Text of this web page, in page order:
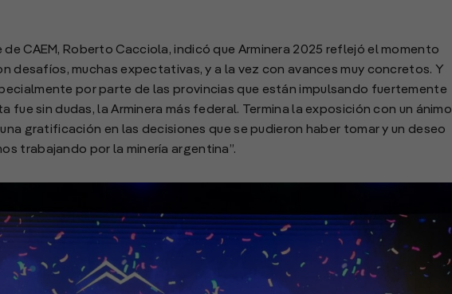
CAEM, Roberto Cacciola, indicó que Arminera 2025 reflejó el momento
desafíos, muchas expectativas, y a la vez con avances muy concretos. Y
por parte de las provincias que están impulsando fuertemente
fue sin dudas, la Arminera más federal. Termina la exposición con un ánimo
gratificación en las decisiones que se pudieron haber tomar y un deseo
trabajando por la minería argentina”.